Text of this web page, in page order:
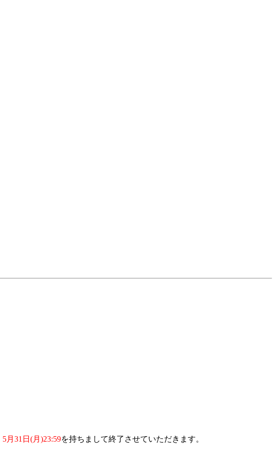
5月31日(月)23:59を持ちまして終了させていただきます。